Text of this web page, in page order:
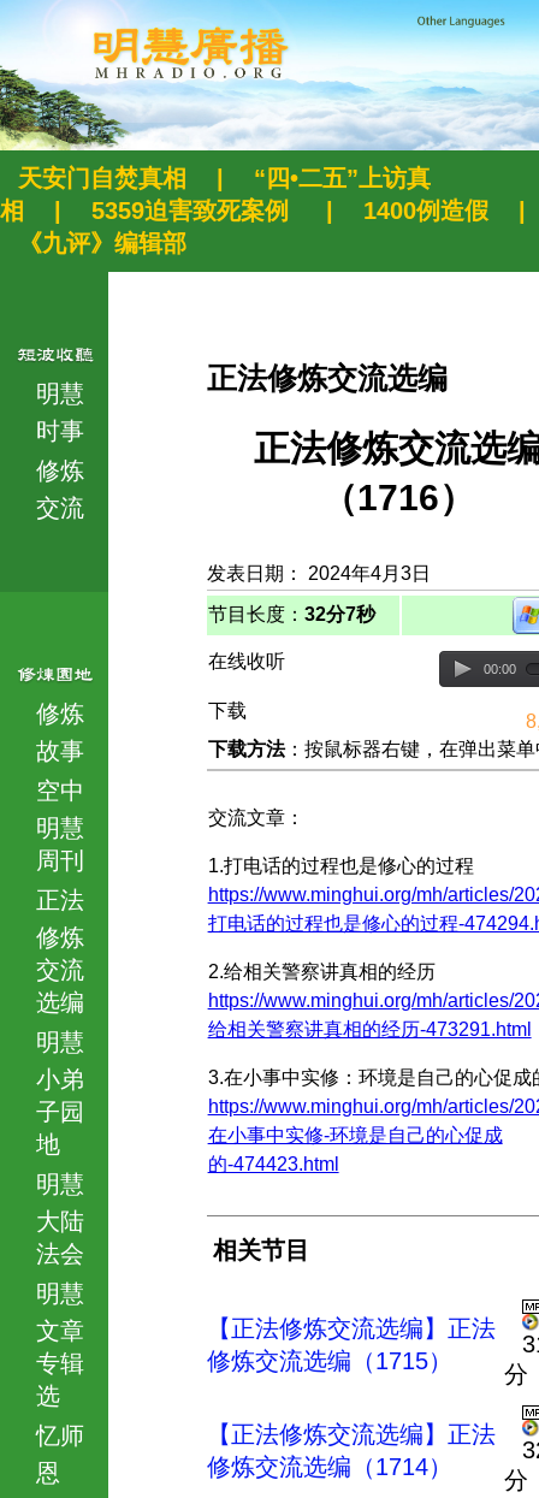
天安门自焚真相
“四•二五”上访真
相
5359迫害致死案例 1400例造假
《九评》编辑部
明慧
时事
修炼
交流
修炼
故事
空中
明慧
周刊
正法
修炼
交流
选编
明慧
小弟
子园
地
明慧
大陆
法会
明慧
文章
专辑
选
忆师
恩
正法修炼交流选编
正法修炼交流选
（1716）
发表日期： 2024年4月3日
节目长度： 32分7秒
在线收听 00:00
下载
下载方法：按鼠标器右键，在弹出菜
交流文章：
1.打电话的过程也是修心的过程
https://www.minghui.org/mh/articles/
打电话的过程也是修心的过程-
2.给相关警察讲真相的经历
https://www.minghui.org/mh/articles/
给相关警察讲真相的经历-473291.html
3.在小事中实修：环境是自己的心促成
https://www.minghui.org/mh/articles/
在小事中实修-环境是自己的心促成
的-474423.html
相关节目
【正法修炼交流选编】正法
修炼交流选编（1715）
分
【正法修炼交流选编】正法
修炼交流选编（1714）
分